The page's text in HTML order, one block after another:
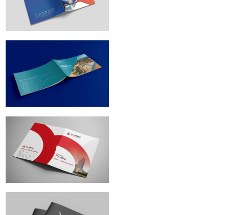
Tân Đạt Holding |
Profile design
Sky Realty |
Profile design
RSL Group |
Profile design